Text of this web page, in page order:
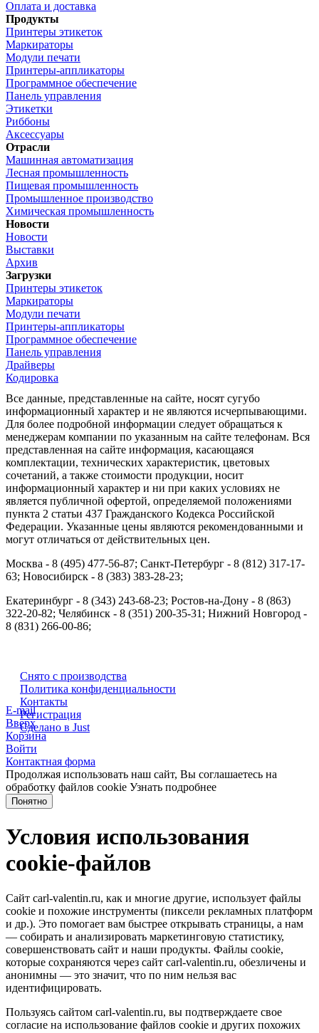
Оплата и доставка
Продукты
Принтеры этикеток
Маркираторы
Модули печати
Принтеры-аппликаторы
Программное обеспечение
Панель управления
Этикетки
Риббоны
Аксессуары
Отрасли
Машинная автоматизация
Лесная промышленность
Пищевая промышленность
Промышленное производство
Химическая промышленность
Новости
Новости
Выставки
Архив
Загрузки
Принтеры этикеток
Маркираторы
Модули печати
Принтеры-аппликаторы
Программное обеспечение
Панель управления
Драйверы
Кодировка
Все данные, представленные на сайте, носят сугубо
информационный характер и не являются исчерпывающими.
Для более подробной информации следует обращаться к
менеджерам компании по указанным на сайте телефонам. Вся
представленная на сайте информация, касающаяся
комплектации, технических характеристик, цветовых
сочетаний, а также стоимости продукции, носит
информационный характер и ни при каких условиях не
является публичной офертой, определяемой положениями
пункта 2 статьи 437 Гражданского Кодекса Российской
Федерации. Указанные цены являются рекомендованными и
могут отличаться от действительных цен.
Москва - 8 (495) 477-56-87; Санкт-Петербург - 8 (812) 317-17-
63; Новосибирск - 8 (383) 383-28-23;
Екатеринбург - 8 (343) 243-68-23; Ростов-на-Дону - 8 (863)
322-20-82; Челябинск - 8 (351) 200-35-31; Нижний Новгород -
8 (831) 266-00-86;
Снято с производства
Политика конфиденциальности
Контакты
Регистрация
Сделано в Just
E-mail
Вверх
Корзина
Войти
Контактная форма
Продолжая использовать наш сайт, Вы соглашаетесь на
обработку файлов cookie Узнать подробнее
Понятно
Условия использования
cookie-файлов
Сайт carl-valentin.ru, как и многие другие, использует файлы
cookie и похожие инструменты (пиксели рекламных платформ
и др.). Это помогает вам быстрее открывать страницы, а нам
— собирать и анализировать маркетинговую статистику,
совершенствовать сайт и наши продукты. Файлы сookie,
которые сохраняются через сайт carl-valentin.ru, обезличены и
анонимны — это значит, что по ним нельзя вас
идентифицировать.
Пользуясь сайтом carl-valentin.ru, вы подтверждаете свое
согласие на использование файлов cookie и других похожих